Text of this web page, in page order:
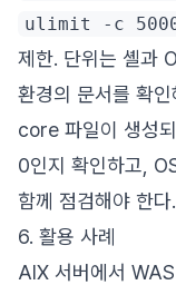
ulimit -c
제한. 단위는 셸과
환경의 문서를 확
core 파일이 생성
0인지 확인하고,
함께 점검해야 한다.
6. 활용 사례
AIX 서버에서